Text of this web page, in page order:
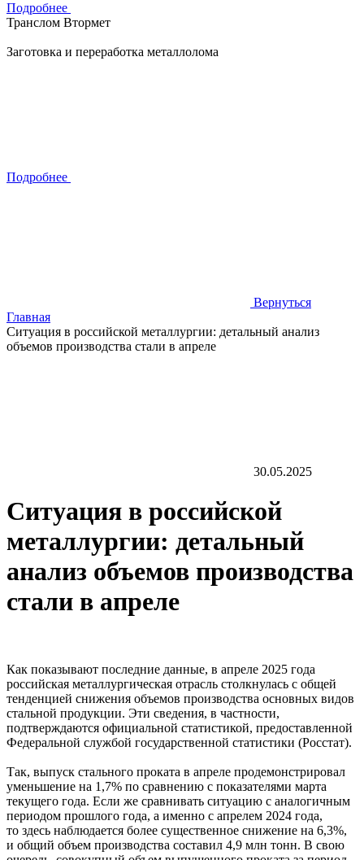
Подробнее
Транслом Втормет
Заготовка и переработка металлолома
Подробнее
Вернуться
Главная
Ситуация в российской металлургии: детальный анализ
объемов производства стали в апреле
30.05.2025
Ситуация в российской
металлургии: детальный
анализ объемов производства
стали в апреле
Как показывают последние данные, в апреле 2025 года
российская металлургическая отрасль столкнулась с общей
тенденцией снижения объемов производства основных видов
стальной продукции. Эти сведения, в частности,
подтверждаются официальной статистикой, предоставленной
Федеральной службой государственной статистики (Росстат).
Так, выпуск стального проката в апреле продемонстрировал
уменьшение на 1,7% по сравнению с показателями марта
текущего года. Если же сравнивать ситуацию с аналогичным
периодом прошлого года, а именно с апрелем 2024 года,
то здесь наблюдается более существенное снижение на 6,3%,
и общий объем производства составил 4,9 млн тонн. В свою